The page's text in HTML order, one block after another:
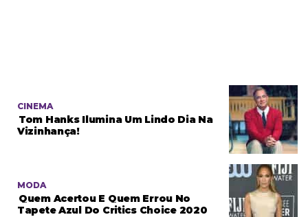
CINEMA
Tom Hanks Ilumina Um Lindo Dia Na
Vizinhança!
MODA
Quem Acertou E Quem Errou No
Tapete Azul Do Critics Choice 2020